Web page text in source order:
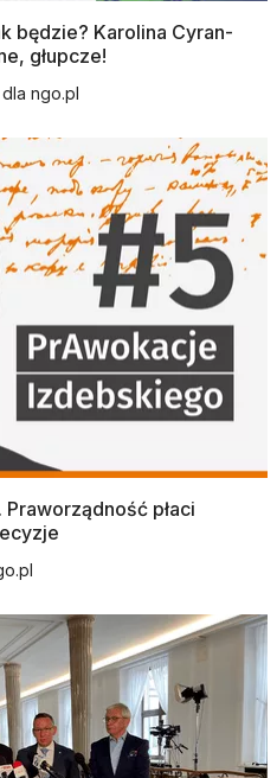
będzie? Karolina Cyran-
głupcze!
ngo.pl
płaci